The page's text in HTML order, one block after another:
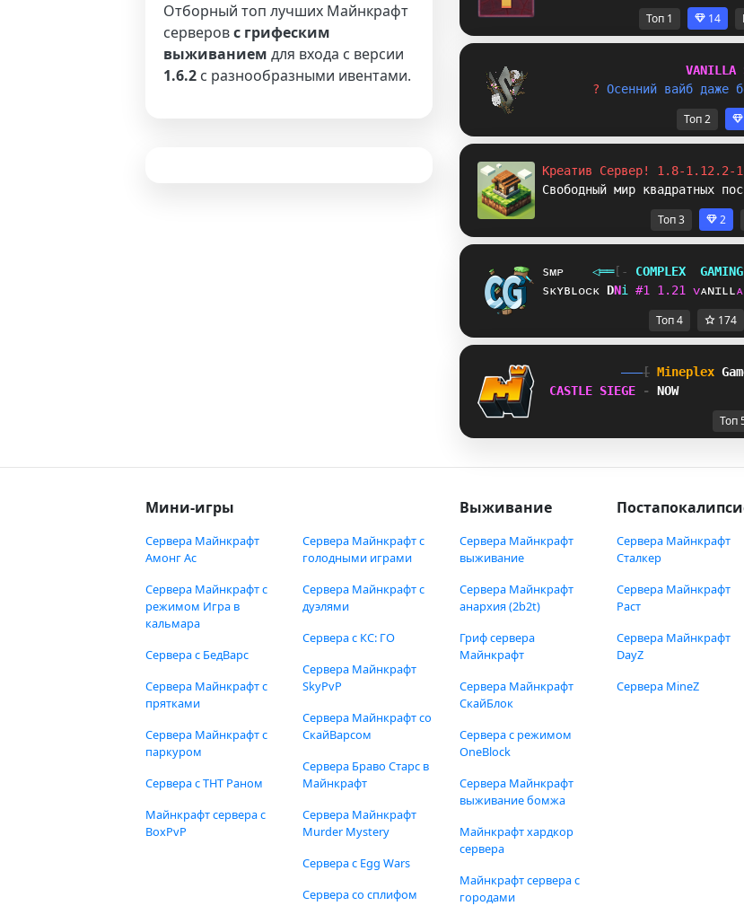
Отборный топ лучших Майнкрафт
серверовс грифеским
выживанием для входа с версии
1.6.2 с разнообразными ивентами.
Топ 1 14
VANIL L A
? Осенний вайб даже б
Топ 2
Креатив Сервер! 1.8-1.12.2-
Свободный мир квадратных
Топ 3 2
sᴍᴘ ◁══[‐ COMPL EX GAMING
sᴋʏʙʟᴏᴄᴋ IOi #1 1 . 21 ᴠᴀɴɪʟʟᴀ
Топ 4 174
[ Mineplex
CASTLE SIEGE
- NOW
Топ
Мини-игры
Сервера Майнкрафт
Амонг Ас
Сервера Майнкрафт с
режимом Игра в
кальмара
Сервера с БедВарс
Сервера Майнкрафт с
прятками
Сервера Майнкрафт с
паркуром
Сервера с ТНТ Раном
Майнкрафт сервера с
BoxPvP
Сервера Майнкрафт с
голодными играми
Сервера Майнкрафт с
дуэлями
Сервера с КС: ГО
Сервера Майнкрафт
SkyPvP
Сервера Майнкрафт со
СкайВарсом
Сервера Браво Старс в
Майнкрафт
Сервера Майнкрафт
Murder Mystery
Сервера с Egg Wars
Сервера со сплифом
Выживание
Сервера Майнкрафт
выживание
Сервера Майнкрафт
анархия (2b2t)
Гриф сервера
Майнкрафт
Сервера Майнкрафт
СкайБлок
Сервера с режимом
OneBlock
Сервера Майнкрафт
выживание бомжа
Майнкрафт хардкор
сервера
Майнкрафт сервера с
городами
Сервера Майнкрафт
Сталкер
Сервера Майнкрафт
Раст
Сервера Майнкрафт
DayZ
Сервера MineZ